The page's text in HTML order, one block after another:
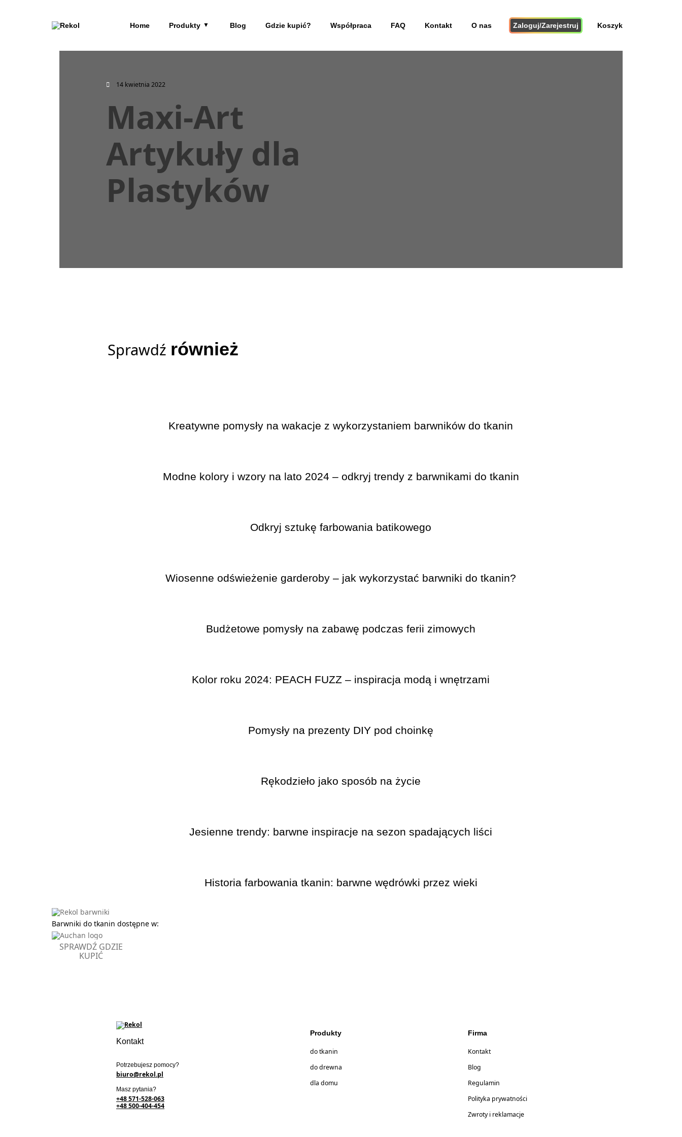
Home Produkty Blog Gdzie kupić? Współpraca FAQ Kontakt O nas Zaloguj/Zarejestruj Koszyk
14 kwietnia 2022
Maxi-Art
Artykuły dla
Plastyków
Sprawdź również
Kreatywne pomysły na wakacje z wykorzystaniem barwników do tkanin
Modne kolory i wzory na lato 2024 – odkryj trendy z barwnikami do tkanin
Odkryj sztukę farbowania batikowego
Wiosenne odświeżenie garderoby – jak wykorzystać barwniki do tkanin?
Budżetowe pomysły na zabawę podczas ferii zimowych
Kolor roku 2024: PEACH FUZZ – inspiracja modą i wnętrzami
Pomysły na prezenty DIY pod choinkę
Rękodzieło jako sposób na życie
Jesienne trendy: barwne inspiracje na sezon spadających liści
Historia farbowania tkanin: barwne wędrówki przez wieki
Barwniki do tkanin dostępne w:
SPRAWDŹ GDZIE
KUPIĆ
Kontakt
Potrzebujesz pomocy?
biuro@rekol.pl
Masz pytania?
+48 571-528-063
+48 500-404-454
Produkty
do tkanin
do drewna
dla domu
Firma
Kontakt
Blog
Regulamin
Polityka prywatności
Zwroty i reklamacje